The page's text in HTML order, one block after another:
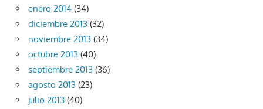
enero 2014 (34)
diciembre 2013 (32)
noviembre 2013 (34)
octubre 2013 (40)
septiembre 2013 (36)
agosto 2013 (23)
julio 2013 (40)